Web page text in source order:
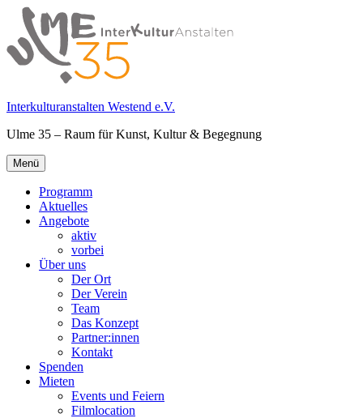
Springe
zum
Inhalt
Interkulturanstalten Westend e.V.
Ulme 35 – Raum für Kunst, Kultur & Begegnung
Primäres
Menü
Menü
Programm
Aktuelles
Angebote
aktiv
vorbei
Über uns
Der Ort
Der Verein
Team
Das Konzept
Partner:innen
Kontakt
Spenden
Mieten
Events und Feiern
Filmlocation